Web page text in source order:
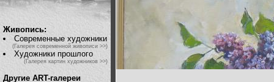
Живопись:
Современные художники
(Галерея современной живописи >>)
Художники прошлого
(Галерея картин художников >>)
Другие ART-галереи